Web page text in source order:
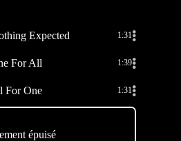
Expected 1:31
For All 1:39
For One 1:31
épuisé